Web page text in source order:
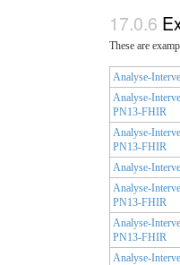
These are
Analyse-
Analyse-
PN13-FHIR
Analyse-
PN13-FHIR
Analyse-
Analyse-
PN13-FHIR
Analyse-
PN13-FHIR
Analyse-